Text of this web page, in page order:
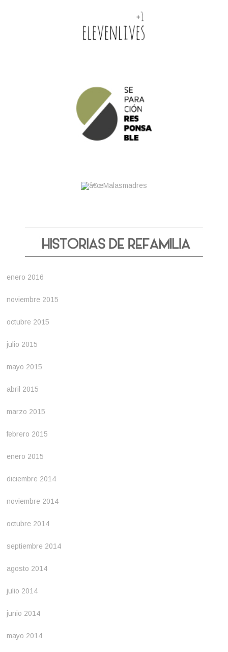
enero 2016
noviembre 2015
octubre 2015
julio 2015
mayo 2015
abril 2015
marzo 2015
febrero 2015
enero 2015
diciembre 2014
noviembre 2014
octubre 2014
septiembre 2014
agosto 2014
julio 2014
junio 2014
mayo 2014